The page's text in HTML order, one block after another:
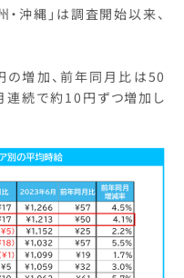
・沖縄」は調査開始以来、
の増加、前年同月比は50
連続で約10円ずつ増加し